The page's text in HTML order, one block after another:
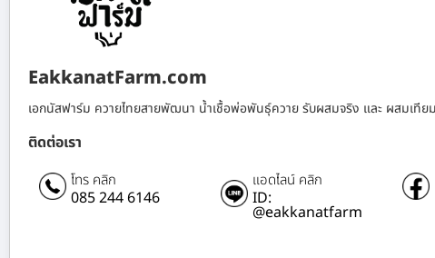
EakkanatFarm.com
เอกนัสฟาร์ม ควายไทยสายพัฒนา น้ำเชื้อพ่อพันธุ์ควาย รับผสมจริง และ ผสมเทียม
ติดต่อเรา
โทร คลิก
085 244 6146
แอดไลน์ คลิก
ID:
@eakkanatfarm